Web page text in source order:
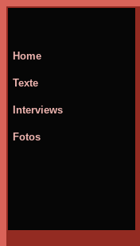
Home
Texte
Interviews
Fotos